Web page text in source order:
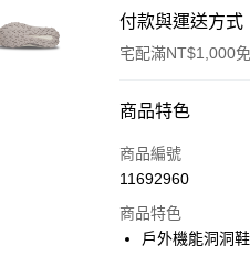
付款與運送方式
宅配滿NT$1,000
付款方式
信用卡一次付款
Apple Pay
商品特色
商品編號
11692960
商品特色
戶外機能洞洞